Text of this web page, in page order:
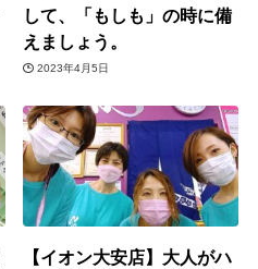
して、「もしも」の時に備
えましょう。
2023年4月5日
【イオン大安店】大人がハ